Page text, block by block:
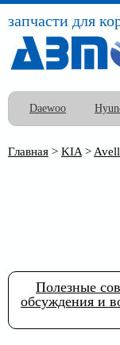
запчасти для
Daewoo
Главная > KIA >
Полезные
обсуждения и